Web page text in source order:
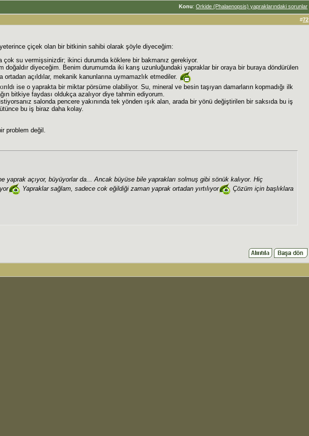
Konu: Orkide (Phalaenopsis) yapraklarındaki sorunlar
#72
çiçek olan bir bitkinin sahibi olarak şöyle diyeceğim:
su vermişsinizdir; ikinci durumda köklere bir bakmanız gerekiyor.
doğaldır diyeceğim. Benim durumumda iki karış uzunluğundaki yapraklar bir oraya bir buraya döndürülen
ortadan açıldılar, mekanik kanunlarına uymamazlık etmediler.
ise o yaprakta bir miktar pörsüme olabiliyor. Su, mineral ve besin taşıyan damarların kopmadığı ilk
bitkiye faydası oldukça azalıyor diye tahmin ediyorum.
salonda pencere yakınında tek yönden ışık alan, arada bir yönü değiştirilen bir saksıda bu iş
bu iş biraz daha kolay.
problem değil.
yaprak açıyor, büyüyorlar da... Ancak büyüse bile yaprakları solmuş gibi sönük kalıyor. Hiç
Yapraklar sağlam, sadece cok eğildiği zaman yaprak ortadan yırtılıyor
Çözüm için başlıklara